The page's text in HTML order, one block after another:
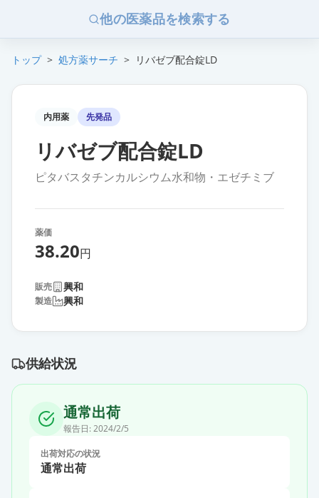
他の医薬品を検索する
トップ > 処方薬サーチ > リバゼブ配合錠LD
内用薬 先発品
リバゼブ配合錠LD
ピタバスタチンカルシウム水和物・エゼチミブ
薬価
38.20円
販売 興和
製造 興和
供給状況
通常出荷
報告日: 2024/2/5
出荷対応の状況
通常出荷